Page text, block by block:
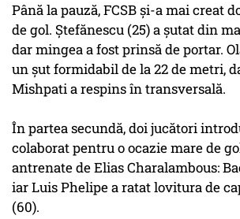
Până la pauză, FCSB şi-a mai creat
de gol. Ştefănescu (25) a şutat din
dar mingea a fost prinsă de portar.
un şut formidabil de la 22 de metri,
Mishpati a respins în transversală.
În partea secundă, doi jucători
colaborat pentru o ocazie mare de
antrenate de Elias Charalambous:
iar Luis Phelipe a ratat lovitura de
(60).